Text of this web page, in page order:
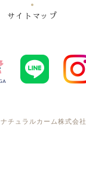
サイトマップ
ナチュラルカーム株式会社